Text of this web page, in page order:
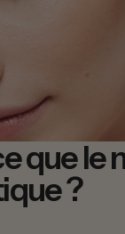
que le
?